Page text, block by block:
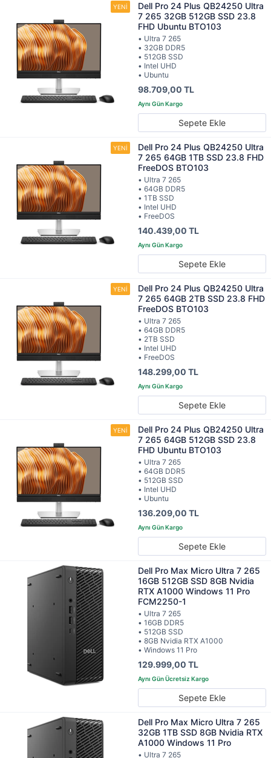
Dell Pro 24 Plus QB24250 Ultra
7 265 32GB 512GB SSD 23.8
FHD Ubuntu BTO103
• Ultra 7 265
• 32GB DDR5
• 512GB SSD
• Intel UHD
• Ubuntu
98.709,00 TL
Sepete Ekle
Dell Pro 24 Plus QB24250 Ultra
7 265 64GB 1TB SSD 23.8 FHD
FreeDOS BTO103
• Ultra 7 265
• 64GB DDR5
• 1TB SSD
• Intel UHD
• FreeDOS
140.439,00 TL
Sepete Ekle
Dell Pro 24 Plus QB24250 Ultra
7 265 64GB 2TB SSD 23.8 FHD
FreeDOS BTO103
• Ultra 7 265
• 64GB DDR5
• 2TB SSD
• Intel UHD
• FreeDOS
148.299,00 TL
Sepete Ekle
Dell Pro 24 Plus QB24250 Ultra
7 265 64GB 512GB SSD 23.8
FHD Ubuntu BTO103
• Ultra 7 265
• 64GB DDR5
• 512GB SSD
• Intel UHD
• Ubuntu
136.209,00 TL
Sepete Ekle
Dell Pro Max Micro Ultra 7 265
16GB 512GB SSD 8GB Nvidia
RTX A1000 Windows 11 Pro
FCM2250-1
• Ultra 7 265
• 16GB DDR5
• 512GB SSD
• 8GB Nvidia RTX A1000
• Windows 11 Pro
129.999,00 TL
Sepete Ekle
Dell Pro Max Micro Ultra 7 265
32GB 1TB SSD 8GB Nvidia RTX
A1000 Windows 11 Pro
• Ultra 7 265